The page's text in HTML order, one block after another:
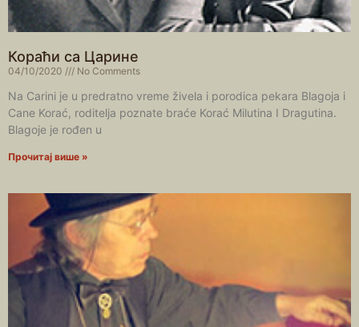
Кораћи са Царине
04/10/2020 No Comments
Na Carini je u predratno vreme živela i porodica pekara Blagoja i
Cane Korać, roditelja poznate braće Korać Milutina I Dragutina.
Blagoje je rođen u
Прочитај више »